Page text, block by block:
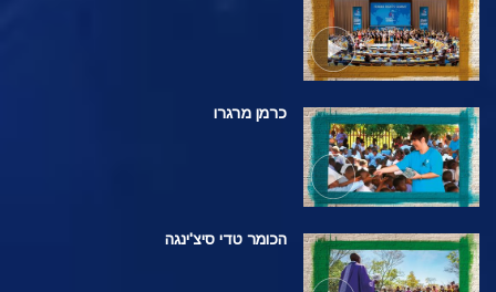
כרמן מרגרו
הכומר טדי סיצ'ינגה